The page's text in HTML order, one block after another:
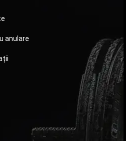
anulare